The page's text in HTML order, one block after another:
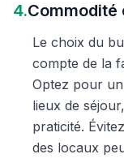
4.Commodité
Le choix du
compte de la
Optez pour
lieux de
praticité.
des locaux